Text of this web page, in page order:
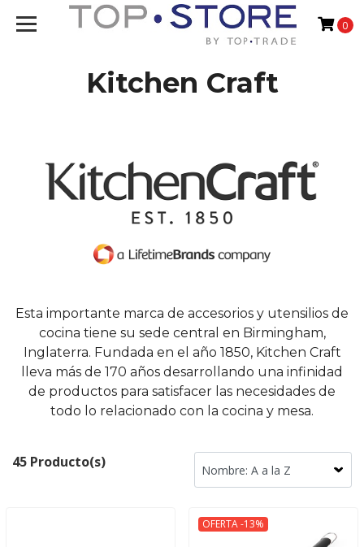
0
Kitchen Craft
Esta importante marca de accesorios y utensilios de
cocina tiene su sede central en Birmingham,
Inglaterra. Fundada en el año 1850, Kitchen Craft
lleva más de 170 años desarrollando una infinidad
de productos para satisfacer las necesidades de
todo lo relacionado con la cocina y mesa.
45 Producto(s)
OFERTA -13%